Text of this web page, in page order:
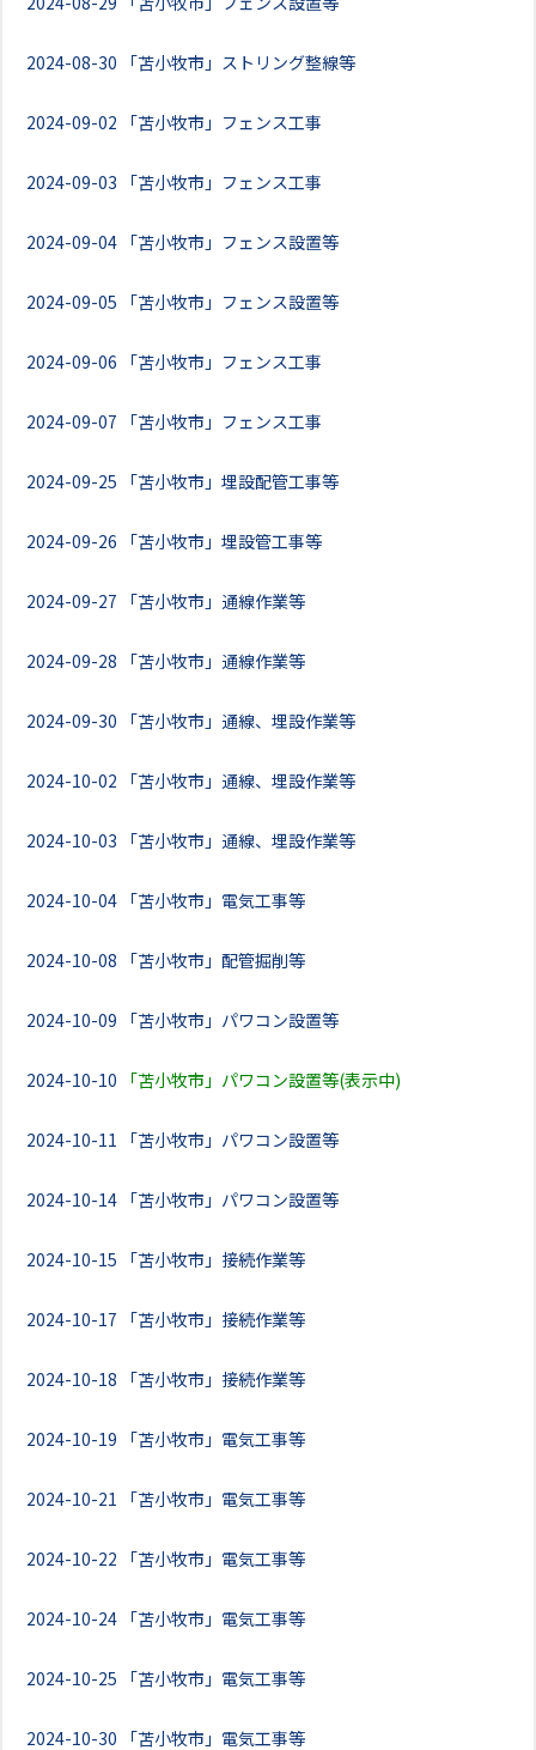
2024-08-30 「苫小牧市」ストリング整線等
2024-09-02 「苫小牧市」フェンス工事
2024-09-03 「苫小牧市」フェンス工事
2024-09-04 「苫小牧市」フェンス設置等
2024-09-05 「苫小牧市」フェンス設置等
2024-09-06 「苫小牧市」フェンス工事
2024-09-07 「苫小牧市」フェンス工事
2024-09-25 「苫小牧市」埋設配管工事等
2024-09-26 「苫小牧市」埋設管工事等
2024-09-27 「苫小牧市」通線作業等
2024-09-28 「苫小牧市」通線作業等
2024-09-30 「苫小牧市」通線、埋設作業等
2024-10-02 「苫小牧市」通線、埋設作業等
2024-10-03 「苫小牧市」通線、埋設作業等
2024-10-04 「苫小牧市」電気工事等
2024-10-08 「苫小牧市」配管掘削等
2024-10-09 「苫小牧市」パワコン設置等
2024-10-10 「苫小牧市」パワコン設置等(表示中)
2024-10-11 「苫小牧市」パワコン設置等
2024-10-14 「苫小牧市」パワコン設置等
2024-10-15 「苫小牧市」接続作業等
2024-10-17 「苫小牧市」接続作業等
2024-10-18 「苫小牧市」接続作業等
2024-10-19 「苫小牧市」電気工事等
2024-10-21 「苫小牧市」電気工事等
2024-10-22 「苫小牧市」電気工事等
2024-10-24 「苫小牧市」電気工事等
2024-10-25 「苫小牧市」電気工事等
2024-10-30 「苫小牧市」電気工事等